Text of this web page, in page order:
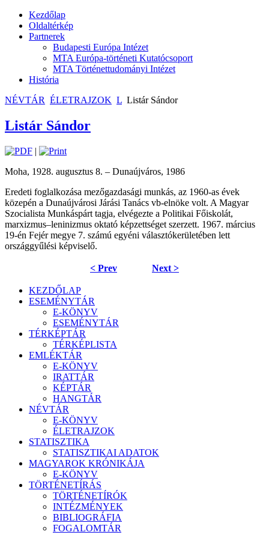
Kezdőlap
Oldaltérkép
Partnerek
Budapesti Európa Intézet
MTA Európa-történeti Kutatócsoport
MTA Történettudományi Intézet
História
NÉVTÁR ÉLETRAJZOK L Listár Sándor
Listár Sándor
|
Moha, 1928. augusztus 8. – Dunaújváros, 1986
Eredeti foglalkozása mezőgazdasági munkás, az 1960-as évek
közepén a Dunaújvárosi Járási Tanács vb-elnöke volt. A Magyar
Szocialista Munkáspárt tagja, elvégezte a Politikai Főiskolát,
marxizmus–leninizmus oktató képzettséget szerzett. 1967. március
19-én Fejér megye 7. számú egyéni választókerületében lett
országgyűlési képviselő.
< Prev Next >
KEZDŐLAP
ESEMÉNYTÁR
E-KÖNYV
ESEMÉNYTÁR
TÉRKÉPTÁR
TÉRKÉPLISTA
EMLÉKTÁR
E-KÖNYV
IRATTÁR
KÉPTÁR
HANGTÁR
NÉVTÁR
E-KÖNYV
ÉLETRAJZOK
STATISZTIKA
STATISZTIKAI ADATOK
MAGYAROK KRÓNIKÁJA
E-KÖNYV
TÖRTÉNETÍRÁS
TÖRTÉNETÍRÓK
INTÉZMÉNYEK
BIBLIOGRÁFIA
FOGALOMTÁR